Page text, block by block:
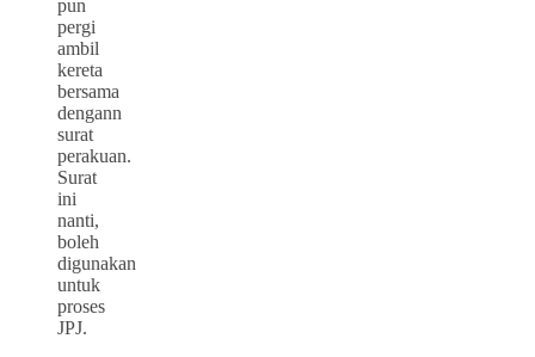
pun
pergi
ambil
kereta
bersama
dengann
surat
perakuan.
Surat
ini
nanti,
boleh
digunakan
untuk
proses
JPJ.